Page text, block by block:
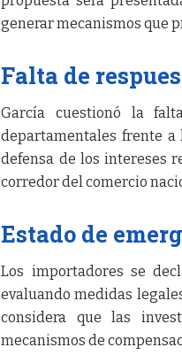
generar mecanismos que
Falta de
García cuestionó la
departamentales frente a
defensa de los intereses
corredor del comercio
Estado de
Los importadores se
evaluando medidas
considera que las
mecanismos de